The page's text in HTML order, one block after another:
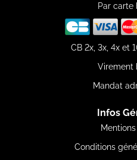
Par carte
CB 2x, 3x, 4x et
Virement
Mandat
Infos
Conditions